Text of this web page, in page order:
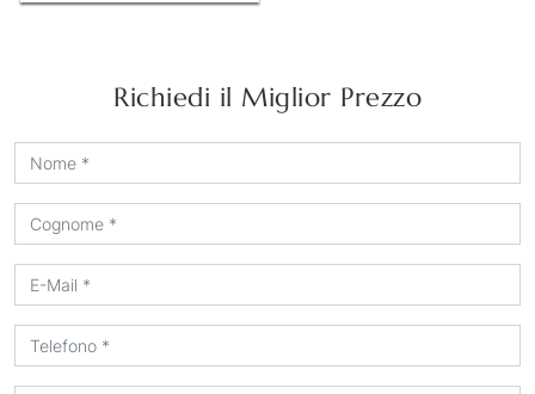
Richiedi il Miglior Prezzo